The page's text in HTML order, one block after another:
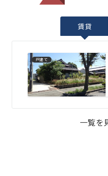
賃貸
戸建て
一覧を